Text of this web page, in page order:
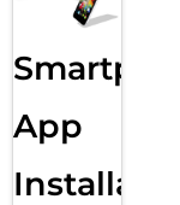
App
Installation